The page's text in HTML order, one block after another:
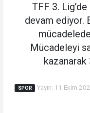
TFF 3.
devam ediyor.
mücadelede
Mücadeleyi
kazanarak
SPOR
Yayın: 11 Ekim